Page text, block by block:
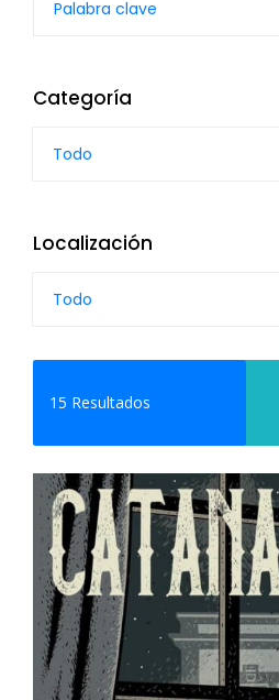
Categoría
Todo
Localización
Todo
15 Resultados